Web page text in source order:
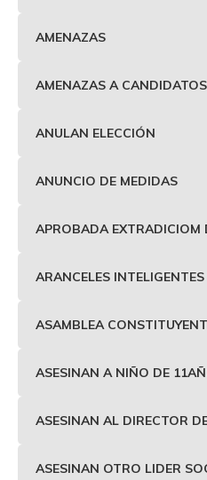
AMENAZAS
AMENAZAS A
ANULAN ELECCIÓN
ANUNCIO DE MEDIDAS
APROBADA EXTRADICIOM
ARANCELES INTELIGENTES
ASAMBLEA
ASESINAN A NIÑO DE
ASESINAN AL DIRECTOR
ASESINAN OTRO LIDER